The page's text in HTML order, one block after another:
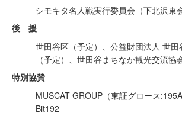
シモキタ名人戦実行委員会（下北沢東会
後 援
世田谷区（予定）、公益財団法人 世
（予定）、世田谷まちなか観光交流協
特別協賛
MUSCAT GROUP（東証グロース
Bit192